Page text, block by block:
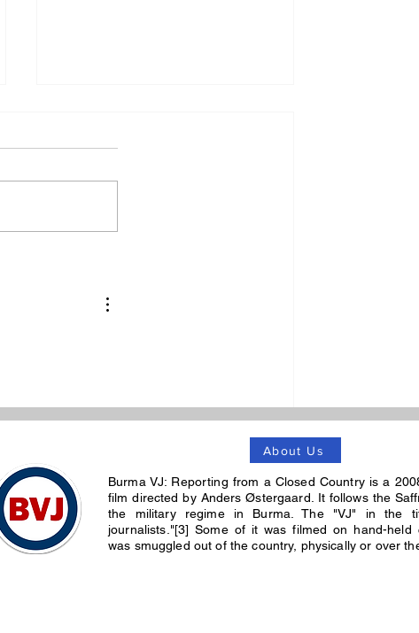
ဘေးဈေးသည်ကို ဒရုန်းနဲ့လိုက်
About Us
Burma VJ: Reporting from a Closed Country is a
film directed by Anders Østergaard. It follows the
the military regime in Burma. The "VJ" in the
journalists."[3] Some of it was filmed on hand-held
was smuggled out of the country, physically or over